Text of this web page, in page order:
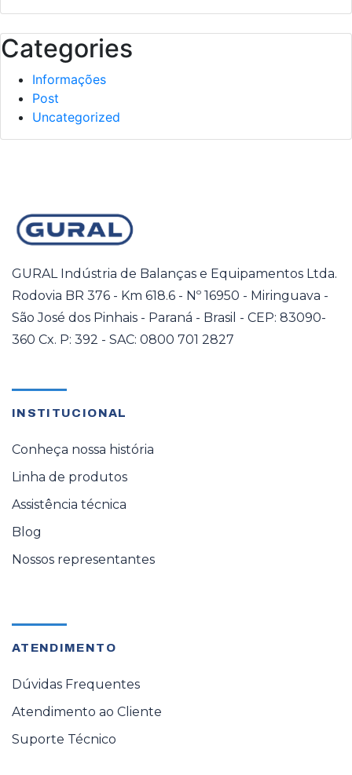
Categories
Informações
Post
Uncategorized
GURAL Indústria de Balanças e Equipamentos Ltda.
Rodovia BR 376 - Km 618.6 - Nº 16950 - Miringuava -
São José dos Pinhais - Paraná - Brasil - CEP: 83090-
360 Cx. P: 392 - SAC: 0800 701 2827
INSTITUCIONAL
Conheça nossa história
Linha de produtos
Assistência técnica
Blog
Nossos representantes
ATENDIMENTO
Dúvidas Frequentes
Atendimento ao Cliente
Suporte Técnico